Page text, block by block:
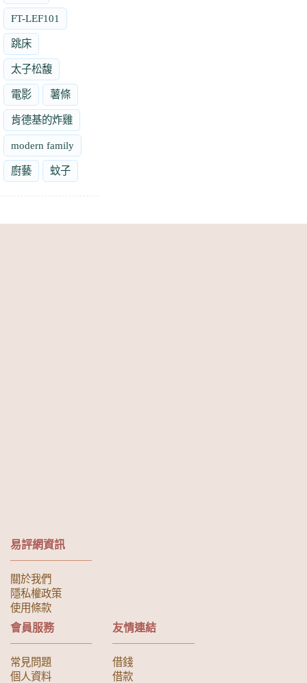
FT-LEF101
跳床
太子松馥
電影 薯條
肯德基的炸雞
modern family
廚藝 蚊子
易評網資訊
關於我們
隱私權政策
使用條款
會員服務
常見問題
個人資料
友情連結
借錢
借款